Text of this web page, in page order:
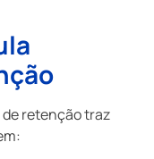
retenção traz